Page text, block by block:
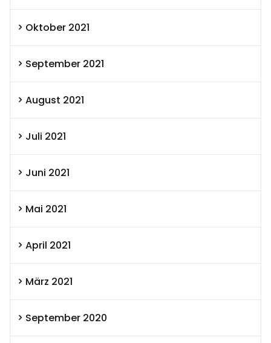
Oktober 2021
September 2021
August 2021
Juli 2021
Juni 2021
Mai 2021
April 2021
März 2021
September 2020